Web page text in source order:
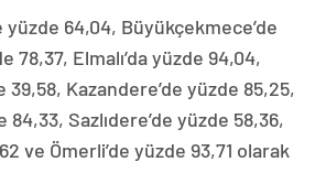
yüzde 64,04, Büyükçekmece’de
78,37, Elmalı’da yüzde 94,04,
39,58, Kazandere’de yüzde 85,25,
84,33, Sazlıdere’de yüzde 58,36,
ve Ömerli’de yüzde 93,71 olarak